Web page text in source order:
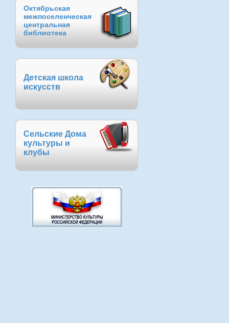
Октябрьская
межпоселенческая
центральная
библиотека
Детская школа
искусств
Сельские Дома
культуры и
клубы